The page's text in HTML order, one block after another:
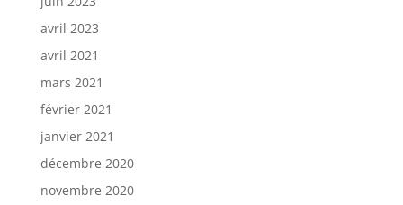
avril 2023
avril 2021
mars 2021
février 2021
janvier 2021
décembre 2020
novembre 2020